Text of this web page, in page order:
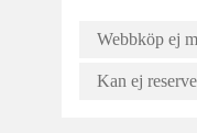
Webbköp ej
Kan ej